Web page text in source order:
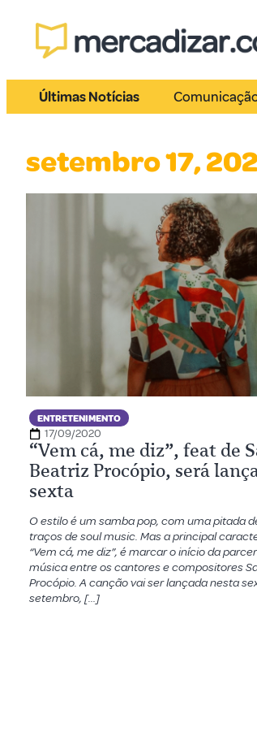
Últimas Notícias
setembro 17,
ENTRETENIMENTO
17/09/2020
“Vem cá, me diz”, feat de
Beatriz Procópio, será
sexta
O estilo é um samba pop, com uma pitada
traços de soul music. Mas a principal
“Vem cá, me diz”, é marcar o início da
música entre os cantores e compositores
Procópio. A canção vai ser lançada nesta
setembro, […]